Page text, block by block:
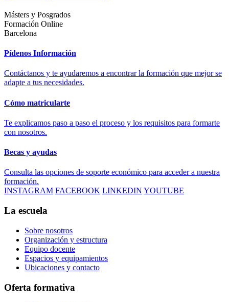
Másters y Posgrados
Formación Online
Barcelona
Pídenos Información
Contáctanos y te ayudaremos a encontrar la formación que mejor se
adapte a tus necesidades.
Cómo matricularte
Te explicamos paso a paso el proceso y los requisitos para formarte
con nosotros.
Becas y ayudas
Consulta las opciones de soporte económico para acceder a nuestra
formación.
INSTAGRAM FACEBOOK LINKEDIN YOUTUBE
La escuela
Sobre nosotros
Organización y estructura
Equipo docente
Espacios y equipamientos
Ubicaciones y contacto
Oferta formativa